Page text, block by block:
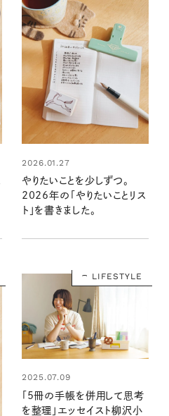
2026.01.27
やりたいことを少しずつ。
2026年の「やりたいことリス
ト」を書きました。
LIFESTYLE
2025.07.09
「5冊の手帳を併用して思考
を整理」エッセイスト柳沢小